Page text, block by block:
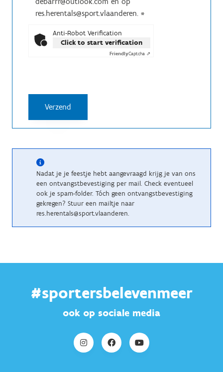
res.herentals@sport.vlaanderen. *
Anti-Robot Verification
Click to start verification
FriendlyCaptcha ⇗
Nadat je je feestje hebt aangevraagd krijg je van ons
een ontvangstbevestiging per mail. Check eventueel
ook je spam-folder. Tóch geen ontvangstbevestiging
gekregen? Stuur een mailtje naar
res.herentals@sport.vlaanderen.
#sportersbelevenmeer
ook op sociale media